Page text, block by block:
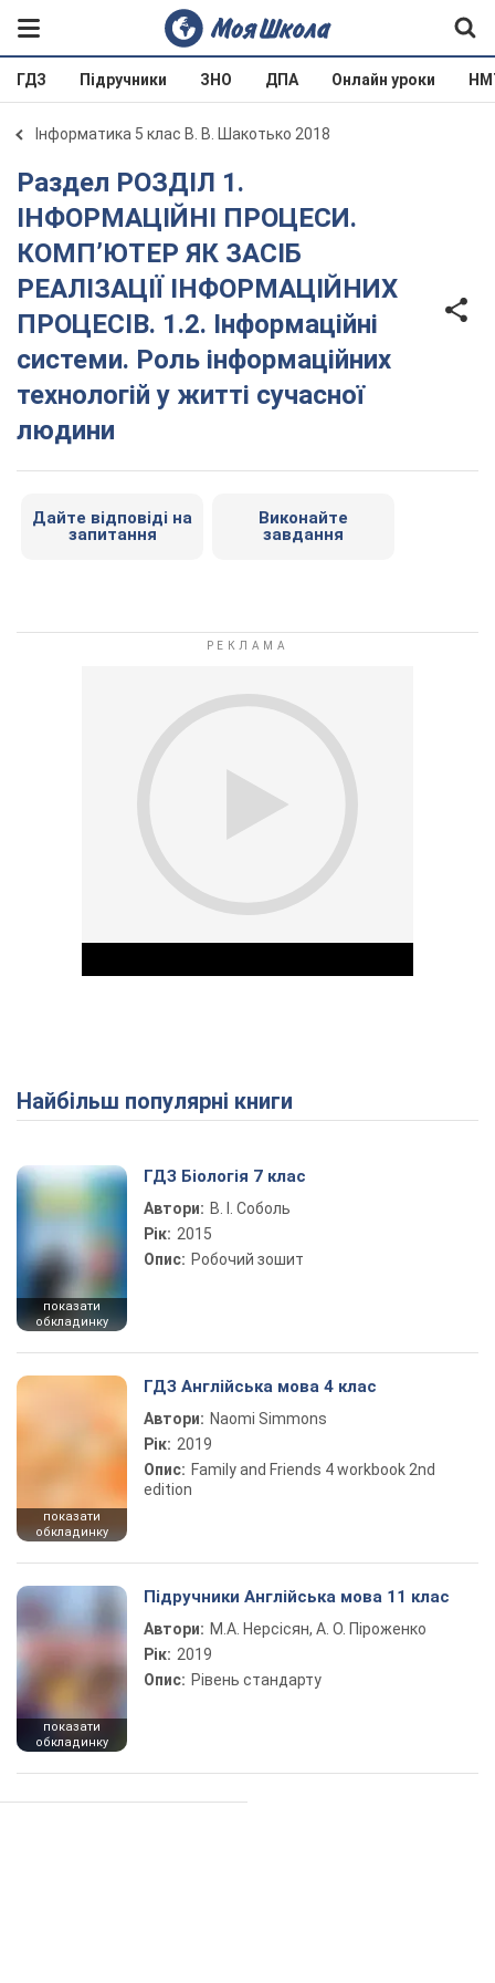
ГДЗ Підручники ЗНО ДПА Онлайн уроки
Інформатика 5 клас В. В. Шакотько 2018
Раздел РОЗДІЛ 1.
ІНФОРМАЦІЙНІ ПРОЦЕСИ.
КОМП’ЮТЕР ЯК ЗАСІБ
РЕАЛІЗАЦІЇ ІНФОРМАЦІЙНИХ
ПРОЦЕСІВ. 1.2. Інформаційні
системи. Роль інформаційних
технологій у житті сучасної
людини
Дайте відповіді на
запитання
Виконайте
завдання
Play Video
Найбільш популярні книги
показати
обкладинку
ГДЗ Біологія 7 клас
Автори: В. І. Соболь
Рік: 2015
Опис: Робочий зошит
показати
обкладинку
ГДЗ Англійська мова 4 клас
Автори: Naomi Simmons
Рік: 2019
Опис: Family and Friends 4 workbook 2nd
edition
показати
обкладинку
Підручники Англійська мова 11 клас
Автори: М.А. Нерсісян, А. О. Піроженко
Рік: 2019
Опис: Рівень стандарту